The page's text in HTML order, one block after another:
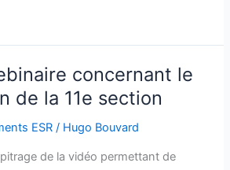
concernant le
de la 11e section
ESR / Hugo Bouvard
de la vidéo permettant de